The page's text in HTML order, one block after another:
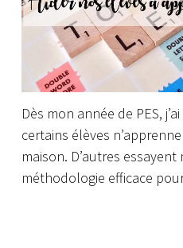
Dès mon année de PES,
certains élèves
maison. D’autres essayent
méthodologie efficace